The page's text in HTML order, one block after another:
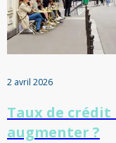
2 avril 2026
Taux de
augmenter ?